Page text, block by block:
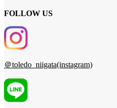
FOLLOW US
＠toledo_niigata(instagram)